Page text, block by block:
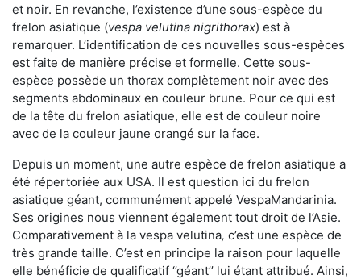
et noir. En revanche, l’existence d’une sous-espèce du
frelon asiatique (vespa velutina nigrithorax) est à
remarquer. L’identification de ces nouvelles sous-espèces
est faite de manière précise et formelle. Cette sous-
espèce possède un thorax complètement noir avec des
segments abdominaux en couleur brune. Pour ce qui est
de la tête du frelon asiatique, elle est de couleur noire
avec de la couleur jaune orangé sur la face.
Depuis un moment, une autre espèce de frelon asiatique a
été répertoriée aux USA. Il est question ici du frelon
asiatique géant, communément appelé VespaMandarinia.
Ses origines nous viennent également tout droit de l’Asie.
Comparativement à la vespa velutina, c’est une espèce de
très grande taille. C’est en principe la raison pour laquelle
elle bénéficie de qualificatif ‘’géant’’ lui étant attribué. Ainsi,